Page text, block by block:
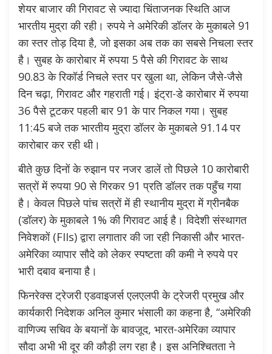
शेयर बाजार की गिरावट से ज्यादा चिंताजनक स्थिति आज
भारतीय मुद्रा की रही। रुपये ने अमेरिकी डॉलर के मुकाबले 91
का स्तर तोड़ दिया है, जो इसका अब तक का सबसे निचला स्तर
है। सुबह के कारोबार में रुपया 5 पैसे की गिरावट के साथ
90.83 के रिकॉर्ड निचले स्तर पर खुला था, लेकिन जैसे-जैसे
दिन चढ़ा, गिरावट और गहराती गई। इंट्रा-डे कारोबार में रुपया
36 पैसे टूटकर पहली बार 91 के पार निकल गया। सुबह
11:45 बजे तक भारतीय मुद्रा डॉलर के मुकाबले 91.14 पर
कारोबार कर रही थी।
बीते कुछ दिनों के रुझान पर नजर डालें तो पिछले 10 कारोबारी
सत्रों में रुपया 90 से गिरकर 91 प्रति डॉलर तक पहुँच गया
है। केवल पिछले पांच सत्रों में ही स्थानीय मुद्रा में ग्रीनबैक
(डॉलर) के मुकाबले 1% की गिरावट आई है। विदेशी संस्थागत
निवेशकों (FIIs) द्वारा लगातार की जा रही निकासी और भारत-
अमेरिका व्यापार सौदे को लेकर स्पष्टता की कमी ने रुपये पर
भारी दबाव बनाया है।
फिनरेक्स ट्रेजरी एडवाइजर्स एलएलपी के ट्रेजरी प्रमुख और
कार्यकारी निदेशक अनिल कुमार भंसाली का कहना है, “अमेरिकी
वाणिज्य सचिव के बयानों के बावजूद, भारत-अमेरिका व्यापार
सौदा अभी भी दूर की कौड़ी लग रहा है। इस अनिश्चितता ने